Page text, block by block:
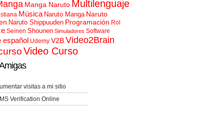
Manga Naruto Multilenguaje
Música Naruto Manga Naruto
Naruto Shippuuden Programación Rol
Seinen Shounen Simuladores Software
español Udemy V2BVideo2Brain
Video Curso
visitas a mi sitio
Verification Online